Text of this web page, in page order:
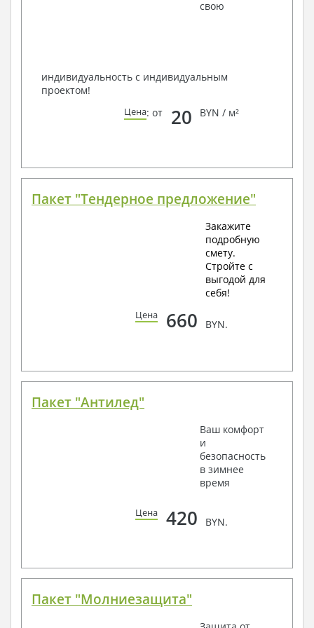
наших специалистов, Вы можете любым
свою
индивидуальность с индивидуальным
проектом!
Цена: от 20 BYN / м²
Пакет "Тендерное предложение"
Закажите
подробную
смету.
Стройте с
выгодой для
себя!
Цена 660 BYN.
Пакет "Антилед"
Ваш комфорт
и
безопасность
в зимнее
время
Цена 420 BYN.
Пакет "Молниезащита"